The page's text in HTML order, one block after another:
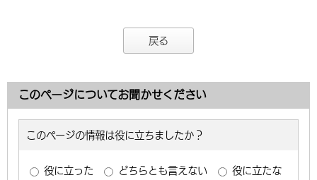
戻る
このページについてお聞かせください